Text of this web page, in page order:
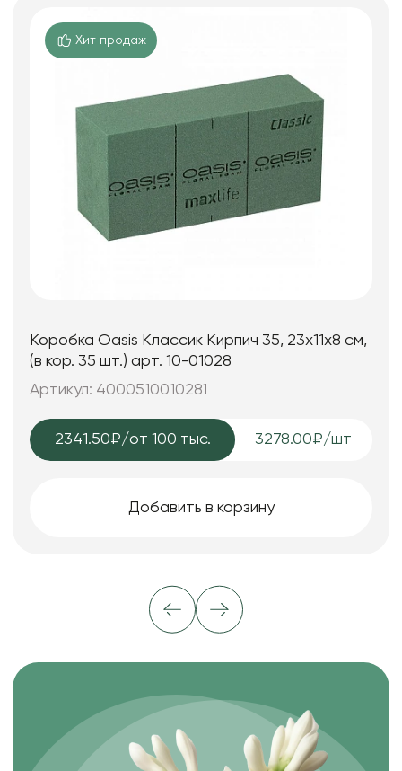
Хит продаж
Коробка Oasis Классик Кирпич 35, 23x11x8 см,
(в кор. 35 шт.) арт. 10-01028
Артикул: 4000510010281
2341.50₽/от 100 тыс. 3278.00₽/шт
Добавить в корзину